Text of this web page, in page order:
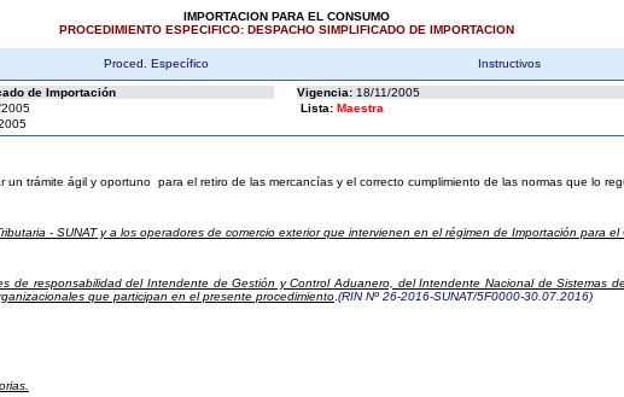
IMPORTACION PARA EL CONSUMO
PROCEDIMIENTO ESPECIFICO: DESPACHO SIMPLIFICADO DE IMPORTACION
Proced. Específico Instructivos
de Importación
Vigencia:18/11/2005
Lista: Maestra
trámite ágil y oportuno para el retiro de las mercancías y el correcto cumplimiento de las normas que lo
- SUNAT y a los operadores de comercio exterior que intervienen en el régimen de Importación para el
de responsabilidad del Intendente de Gestión y Control Aduanero, del Intendente Nacional de Sistemas
que participan en el presente procedimiento (RIN Nº 26-2016-SUNAT/5F0000-30.07.2016)